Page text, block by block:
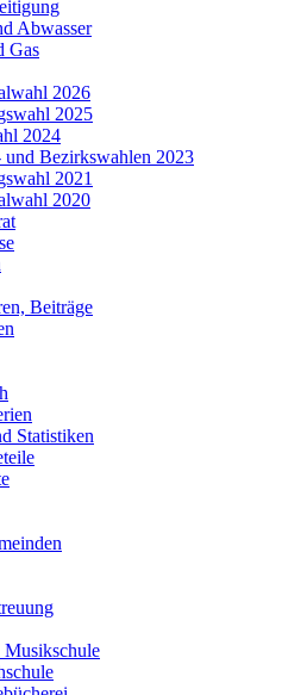
Abwasser
Gas
2026
2025
2024
und Bezirkswahlen 2023
2021
2020
Beiträge
Statistiken
Musikschule